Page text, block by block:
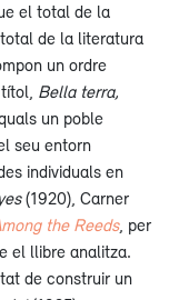
el total de la
de la literatura
un ordre
Bella terra,
un poble
seu entorn
individuals en
(1920), Carner
the Reeds, per
el llibre analitza.
de construir un